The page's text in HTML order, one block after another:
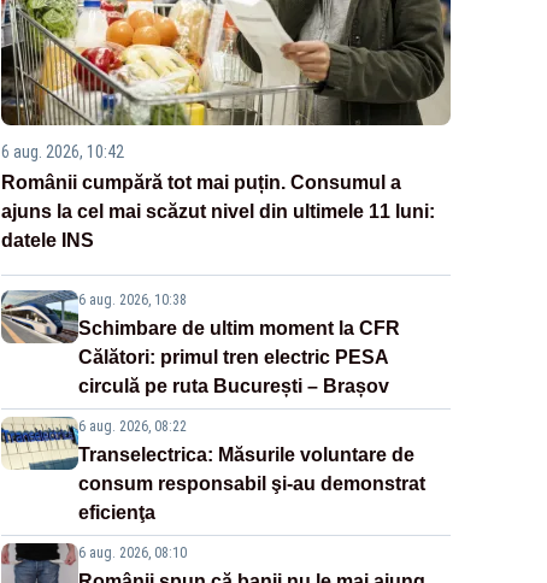
6 aug. 2026, 10:42
Românii cumpără tot mai puțin. Consumul a
ajuns la cel mai scăzut nivel din ultimele 11 luni:
datele INS
6 aug. 2026, 10:38
Schimbare de ultim moment la CFR
Călători: primul tren electric PESA
circulă pe ruta București – Brașov
6 aug. 2026, 08:22
Transelectrica: Măsurile voluntare de
consum responsabil şi-au demonstrat
eficienţa
6 aug. 2026, 08:10